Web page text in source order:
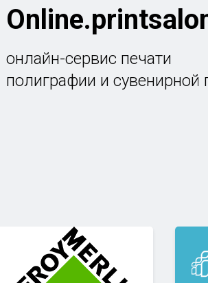
онлайн-сервис печати
полиграфии и сувенирной